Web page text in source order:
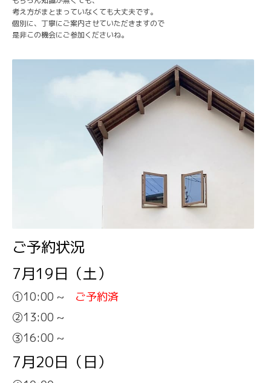
考え方がまとまっていなくても大丈夫です。
個別に、丁寧にご案内させていただきますので
是非この機会にご参加くださいね。
ご予約状況
7月19日（土）
①10:00 ~ ご予約済
②13:00 ~
③16:00 ~
7月20日（日）